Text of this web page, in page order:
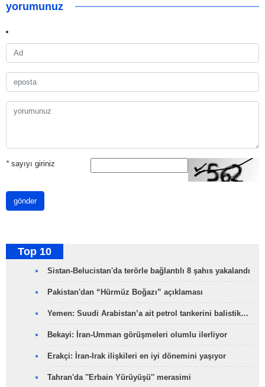
yorumunuz
*sayıyı giriniz
gönder
Top 10
Sistan-Belucistan'da terörle bağlantılı 8 şahıs yakalandı
Pakistan'dan “Hürmüz Boğazı” açıklaması
Yemen: Suudi Arabistan’a ait petrol tankerini balistik…
Bekayi: İran-Umman görüşmeleri olumlu ilerliyor
Erakçi: İran-Irak ilişkileri en iyi dönemini yaşıyor
Tahran'da ''Erbain Yürüyüşü'' merasimi